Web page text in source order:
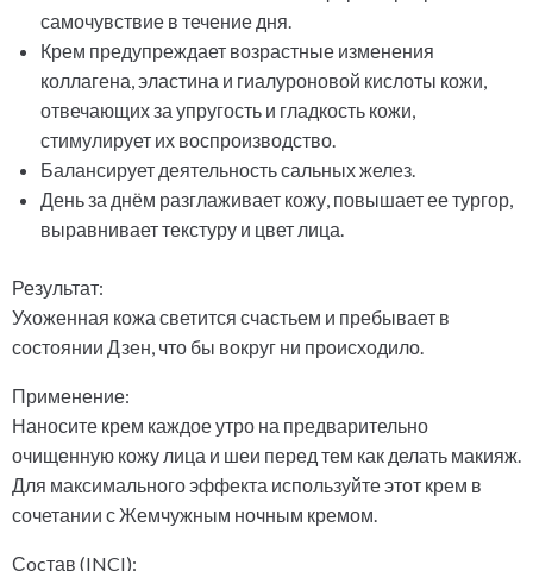
самочувствие в течение дня.
Крем предупреждает возрастные изменения
коллагена, эластина и гиалуроновой кислоты кожи,
отвечающих за упругость и гладкость кожи,
стимулирует их воспроизводство.
Балансирует деятельность сальных желез.
День за днём разглаживает кожу, повышает ее тургор,
выравнивает текстуру и цвет лица.
Результат:
Ухоженная кожа светится счастьем и пребывает в
состоянии Дзен, что бы вокруг ни происходило.
Применение:
Наносите крем каждое утро на предварительно
очищенную кожу лица и шеи перед тем как делать макияж.
Для максимального эффекта используйте этот крем в
сочетании с Жемчужным ночным кремом.
Сocтав (INCI):